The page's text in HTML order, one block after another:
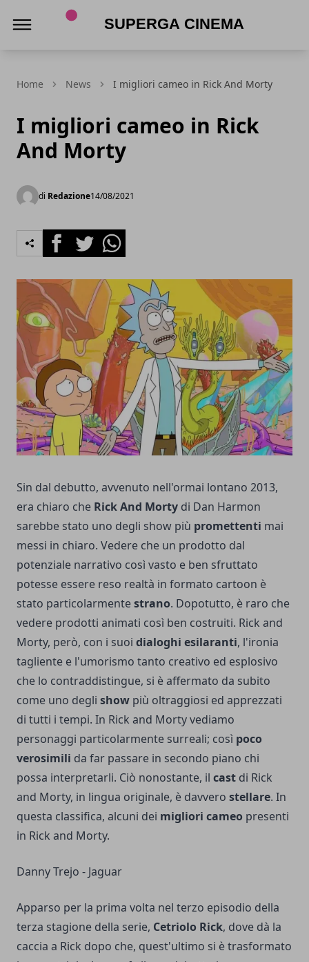
Home News I migliori cameo in Rick And Morty
I migliori cameo in Rick
And Morty
di Redazione14/08/2021
FacebookTwitterWhatsapp
Sin dal debutto, avvenuto nell'ormai lontano 2013,
era chiaro che Rick And Morty di Dan Harmon
sarebbe stato uno degli show più promettenti mai
messi in chiaro. Vedere che un prodotto dal
potenziale narrativo così vasto e ben sfruttato
potesse essere reso realtà in formato cartoon è
stato particolarmentestrano. Dopotutto, è raro che
vedere prodotti animati così ben costruiti. Rick and
Morty, però, con i suoi dialoghi esilaranti, l'ironia
tagliente e l'umorismo tanto creativo ed esplosivo
che lo contraddistingue, si è affermato da subito
come uno degli show più oltraggiosi ed apprezzati
di tutti i tempi. In Rick and Morty vediamo
personaggi particolarmente surreali; così poco
verosimili da far passare in secondo piano chi
possa interpretarli. Ciò nonostante, il cast di Rick
and Morty, in lingua originale, è davvero stellare. In
questa classifica, alcuni dei migliori cameo presenti
in Rick and Morty.
Danny Trejo - Jaguar
Apparso per la prima volta nel terzo episodio della
terza stagione della serie, Cetriolo Rick, dove dà la
caccia a Rick dopo che, quest'ultimo si è trasformato